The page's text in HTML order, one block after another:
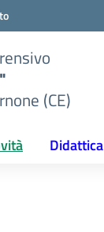
(CE)
Didattica